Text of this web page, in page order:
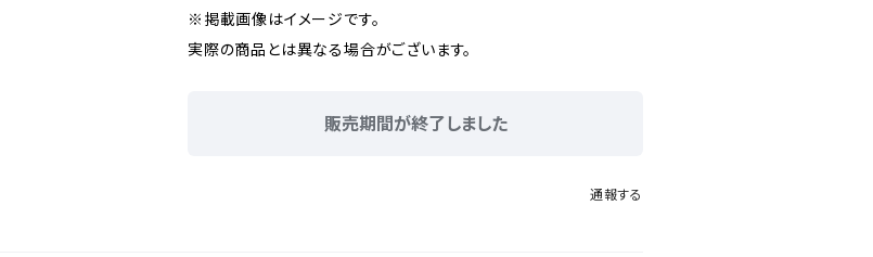
※掲載画像はイメージです。
実際の商品とは異なる場合がございます。
販売期間が終了しました
通報する